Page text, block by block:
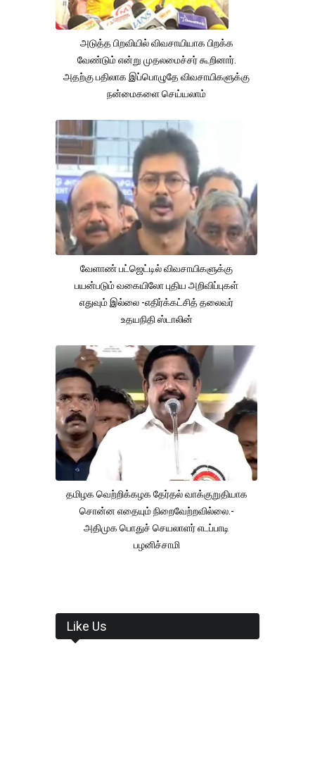
அடுத்த பிறவியில் விவசாயியாக பிறக்க
வேண்டும் என்று முதலமைச்சர் கூறினார்.
அதற்கு பதிலாக இப்பொழுதே விவசாயிகளுக்கு
நன்மைகளை செய்யலாம்
வேளாண் பட்ஜெட்டில் விவசாயிகளுக்கு
பயன்படும் வகையிலோ புதிய அறிவிப்புகள்
எதுவும் இல்லை -எதிர்க்கட்சித் தலைவர்
உதயநிதி ஸ்டாலின்
தமிழக வெற்றிக்கழக தேர்தல் வாக்குறுதியாக
சொன்ன எதையும் நிறைவேற்றவில்லை.-
அதிமுக பொதுச் செயலாளர் எடப்பாடி
பழனிச்சாமி
Like Us